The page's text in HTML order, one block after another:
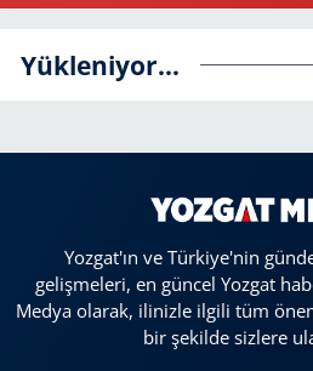
Yükleniyor...
Yozgat'ın ve Türkiye'nin
gelişmeleri, en güncel Yozgat
Medya olarak, ilinizle ilgili tüm
bir şekilde sizlere